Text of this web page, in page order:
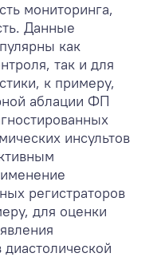
мониторинга,
Данные
как
так и для
к примеру,
аблации ФП
инсультов
регистраторов
для оценки